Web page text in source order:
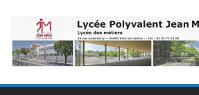
contenu